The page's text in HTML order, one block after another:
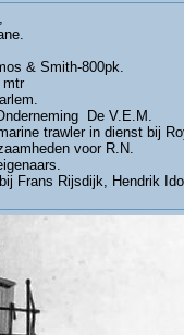
& Smith-800pk.
mtr
De V.E.M.
trawler in dienst bij
voor R.N.
Frans Rijsdijk, Hendrik